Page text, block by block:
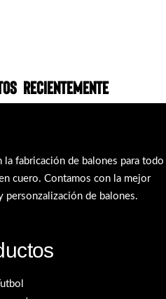
recientemente
la fabricación de balones para todo
cuero. Contamos con la mejor
personzalización de balones.